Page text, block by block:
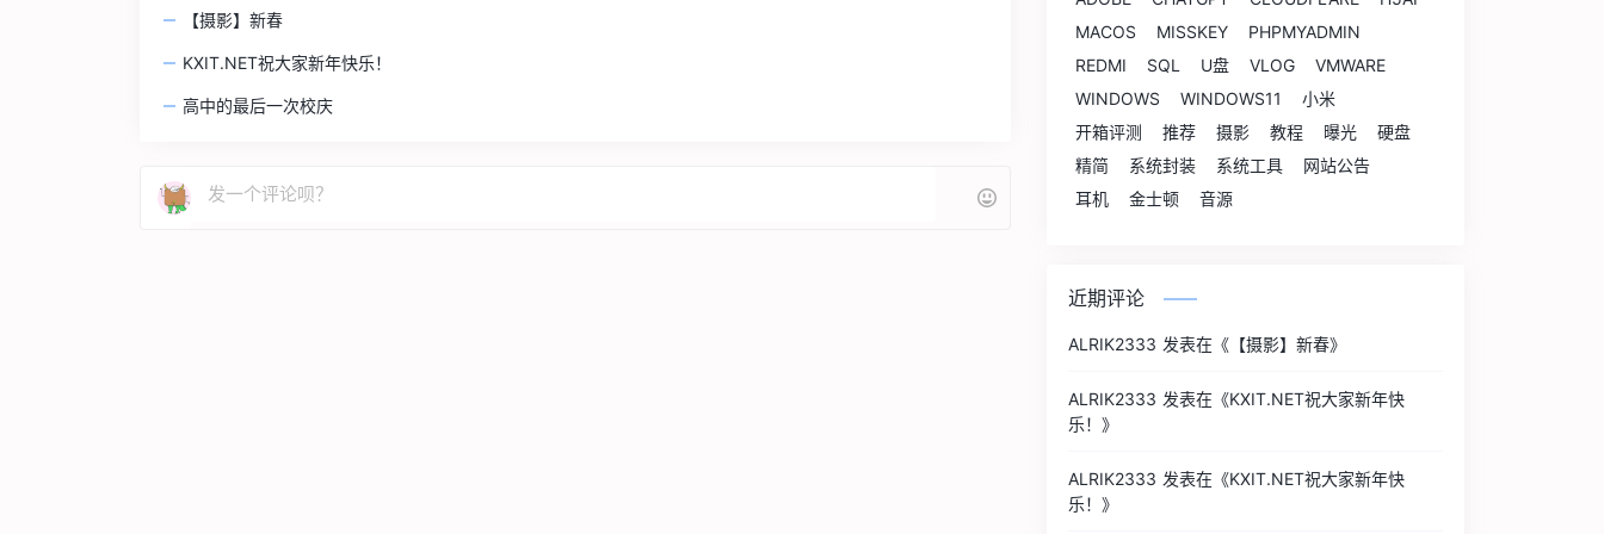
【摄影】新春
KXIT.NET祝大家新年快乐！
高中的最后一次校庆
MACOS
MISSKEY
PHPMYADMIN
REDMI
SQL U盘 VLOG
VMWARE
WINDOWS
WINDOWS11
小米
开箱评测
推荐 摄影 教程 曝光
硬盘
精简
系统封装 系统工具
网站公告
耳机
金士顿 音源
近期评论
ALRIK2333 发表在《 【摄影】新春》
ALRIK2333 发表在《KXIT.NET祝大家新年快
乐！ 》
ALRIK2333 发表在《KXIT.NET祝大家新年快
乐！ 》